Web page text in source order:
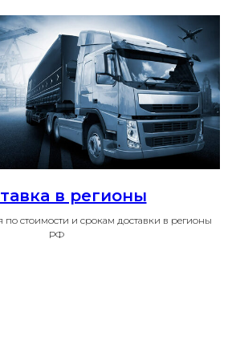
в регионы
стоимости и срокам доставки в регионы
РФ